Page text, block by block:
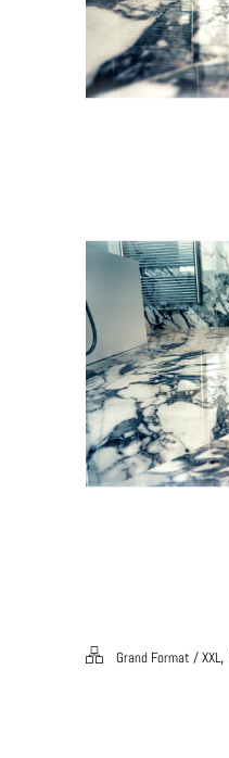
Grand Format / XXL,